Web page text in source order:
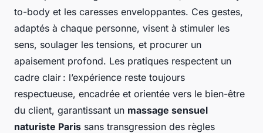
to-body et les caresses enveloppantes. Ces gestes,
adaptés à chaque personne, visent à stimuler les
sens, soulager les tensions, et procurer un
apaisement profond. Les pratiques respectent un
cadre clair : l’expérience reste toujours
respectueuse, encadrée et orientée vers le bien-être
du client, garantissant un massage sensuel
naturiste Paris sans transgression des règles